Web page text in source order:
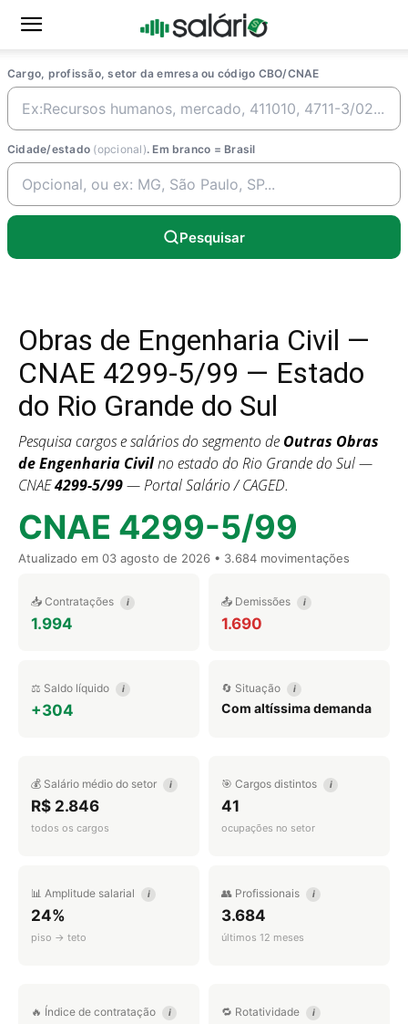
Cargo, profissão, setor da emresa ou código CBO/CNAE
Cidade/estado (opcional). Em branco = Brasil
Pesquisar
Obras de Engenharia Civil —
CNAE 4299-5/99 — Estado
do Rio Grande do Sul
Pesquisa cargos e salários do segmento de Outras Obras
de Engenharia Civilno estado do Rio Grande do Sul —
CNAE4299-5/99— Portal Salário / CAGED.
CNAE 4299-5/99
Atualizado em 03 agosto de 2026 • 3.684 movimentações
📥 Contratações i
1.994
📤 Demissões i
1.690
⚖️ Saldo líquido i
+304
🔄 Situação i
Com altíssima demanda
💰 Salário médio do setor i
R$ 2.846
todos os cargos
🎯 Cargos distintos i
41
ocupações no setor
📊 Amplitude salarial i
24%
piso → teto
👥 Profissionais i
3.684
últimos 12 meses
🔥 Índice de contratação i 🔁 Rotatividade i